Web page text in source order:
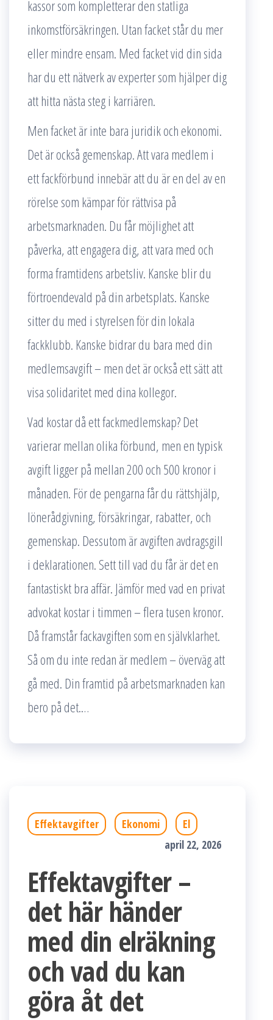
kassor som kompletterar den statliga
inkomstförsäkringen. Utan facket står du mer
eller mindre ensam. Med facket vid din sida
har du ett nätverk av experter som hjälper dig
att hitta nästa steg i karriären.
Men facket är inte bara juridik och ekonomi.
Det är också gemenskap. Att vara medlem i
ett fackförbund innebär att du är en del av en
rörelse som kämpar för rättvisa på
arbetsmarknaden. Du får möjlighet att
påverka, att engagera dig, att vara med och
forma framtidens arbetsliv. Kanske blir du
förtroendevald på din arbetsplats. Kanske
sitter du med i styrelsen för din lokala
fackklubb. Kanske bidrar du bara med din
medlemsavgift – men det är också ett sätt att
visa solidaritet med dina kollegor.
Vad kostar då ett fackmedlemskap? Det
varierar mellan olika förbund, men en typisk
avgift ligger på mellan 200 och 500 kronor i
månaden. För de pengarna får du rättshjälp,
lönerådgivning, försäkringar, rabatter, och
gemenskap. Dessutom är avgiften avdragsgill
i deklarationen. Sett till vad du får är det en
fantastiskt bra affär. Jämför med vad en privat
advokat kostar i timmen – flera tusen kronor.
Då framstår fackavgiften som en självklarhet.
Så om du inte redan är medlem – överväg att
gå med. Din framtid på arbetsmarknaden kan
bero på det.…
Effektavgifter Ekonomi
El
april 22, 2026
Effektavgifter –
det här händer
med din elräkning
och vad du kan
göra åt det